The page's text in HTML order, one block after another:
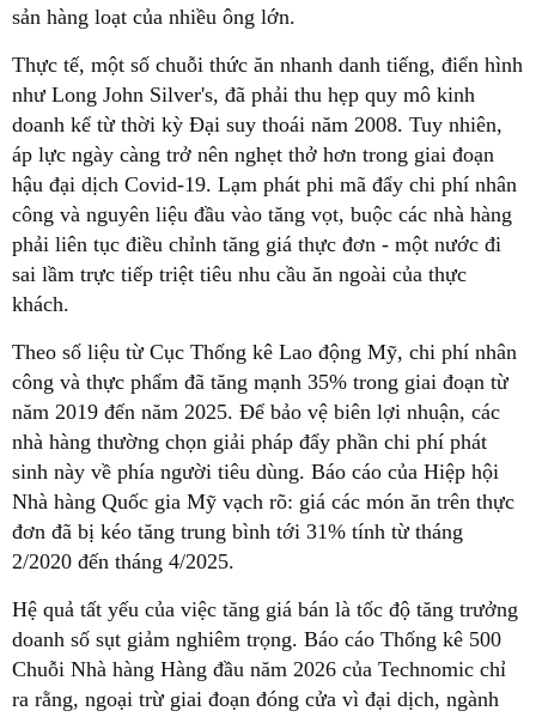
sản hàng loạt của nhiều ông lớn.
Thực tế, một số chuỗi thức ăn nhanh danh tiếng, điển hình
như Long John Silver's, đã phải thu hẹp quy mô kinh
doanh kể từ thời kỳ Đại suy thoái năm 2008. Tuy nhiên,
áp lực ngày càng trở nên nghẹt thở hơn trong giai đoạn
hậu đại dịch Covid-19. Lạm phát phi mã đẩy chi phí nhân
công và nguyên liệu đầu vào tăng vọt, buộc các nhà hàng
phải liên tục điều chỉnh tăng giá thực đơn - một nước đi
sai lầm trực tiếp triệt tiêu nhu cầu ăn ngoài của thực
khách.
Theo số liệu từ Cục Thống kê Lao động Mỹ, chi phí nhân
công và thực phẩm đã tăng mạnh 35% trong giai đoạn từ
năm 2019 đến năm 2025. Để bảo vệ biên lợi nhuận, các
nhà hàng thường chọn giải pháp đẩy phần chi phí phát
sinh này về phía người tiêu dùng. Báo cáo của Hiệp hội
Nhà hàng Quốc gia Mỹ vạch rõ: giá các món ăn trên thực
đơn đã bị kéo tăng trung bình tới 31% tính từ tháng
2/2020 đến tháng 4/2025.
Hệ quả tất yếu của việc tăng giá bán là tốc độ tăng trưởng
doanh số sụt giảm nghiêm trọng. Báo cáo Thống kê 500
Chuỗi Nhà hàng Hàng đầu năm 2026 của Technomic chỉ
ra rằng, ngoại trừ giai đoạn đóng cửa vì đại dịch, ngành